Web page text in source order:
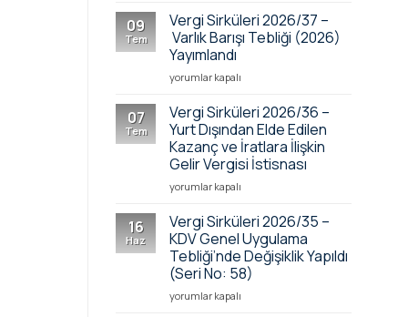
Edilmeyen
KDV
Bildirimine
İlişkin
Duyuru
2026/38
–
İndirimi
Kabul
Edilmeyen
İlişkin
Özel
Amaçlı
YMM
Raporlarının
İbraz
Uzatıldı
için
09
Tem
Vergi Sirküleri 2026/37 –
Varlık Barışı Tebliği (2026)
Yayımlandı
Vergi
2026/37
–
Varlık
Barışı
Tebliği
(2026)
için
yorumlar kapalı
07
Tem
Vergi Sirküleri 2026/36 –
Yurt Dışından Elde Edilen
Kazanç ve İratlara İlişkin
Gelir Vergisi İstisnası
Vergi
2026/36
–
Yurt
Dışından
Elde
Edilen
yorumlar kapalı
16
Haz
Vergi Sirküleri 2026/35 –
KDV Genel Uygulama
Tebliği’nde Değişiklik Yapıldı
(Seri No: 58)
Vergi
yorumlar kapalı